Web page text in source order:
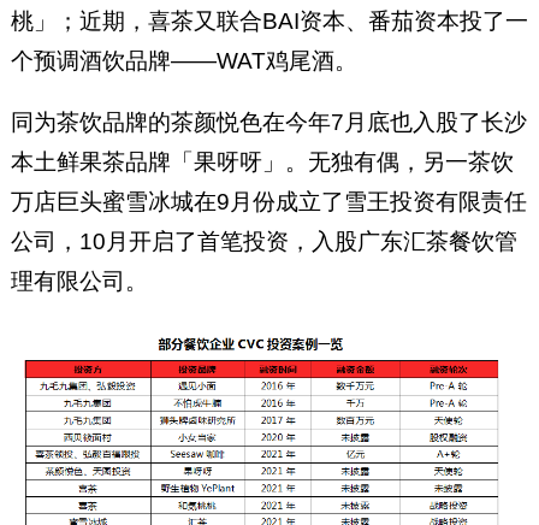
桃」；近期，喜茶又联合BAI资本、番茄资本投了一
个预调酒饮品牌——WAT鸡尾酒。
同为茶饮品牌的茶颜悦色在今年7月底也入股了长沙
本土鲜果茶品牌「果呀呀」。无独有偶，另一茶饮
万店巨头蜜雪冰城在9月份成立了雪王投资有限责任
公司，10月开启了首笔投资，入股广东汇茶餐饮管
理有限公司。